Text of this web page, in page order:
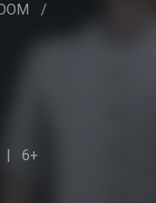
/
6+